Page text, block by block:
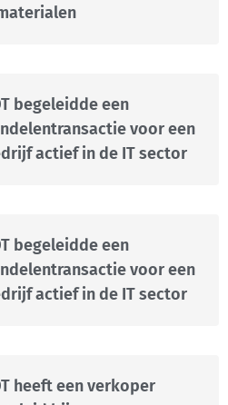
begeleidde een
voor een
actief in de IT sector
begeleidde een
voor een
actief in de IT sector
heeft een verkoper